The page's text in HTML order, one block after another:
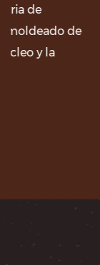
de
En el